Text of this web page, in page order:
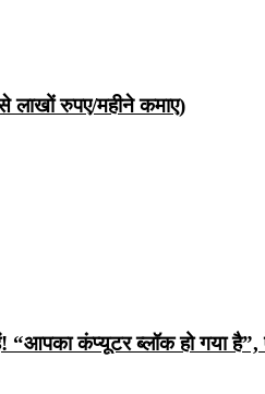
रुपए/महीने कमाए)
“आपका कंप्यूटर ब्लॉक हो गया